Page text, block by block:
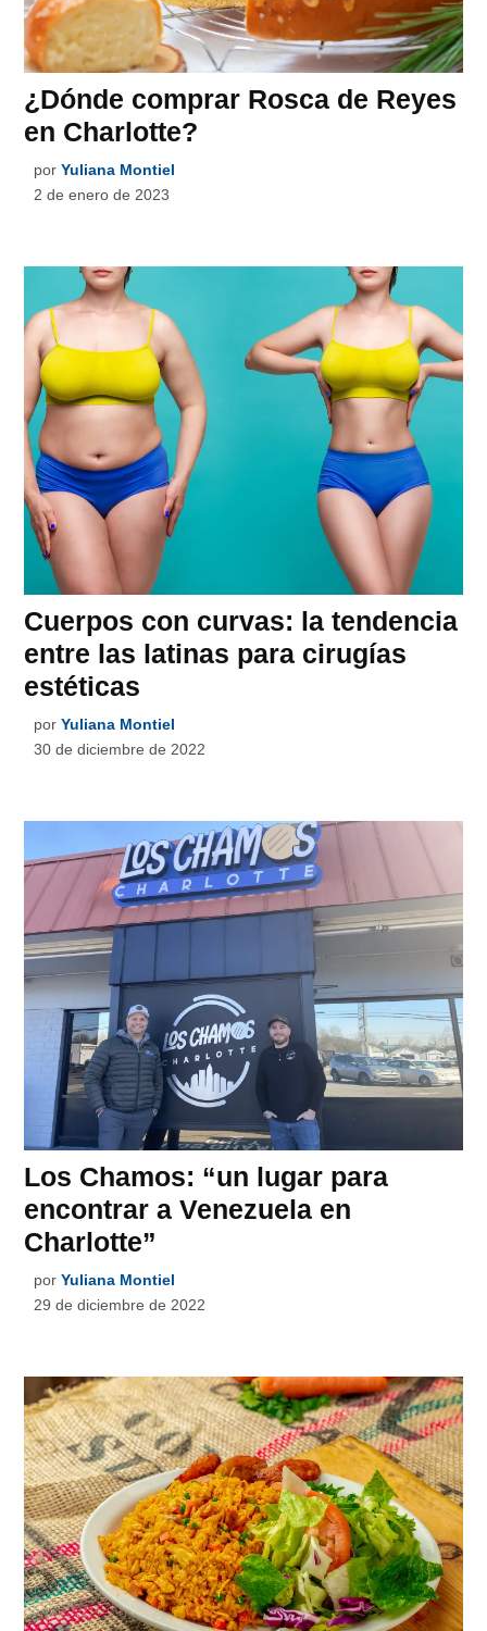
¿Dónde comprar Rosca de Reyes
en Charlotte?
por Yuliana Montiel
2 de enero de 2023
Cuerpos con curvas: la tendencia
entre las latinas para cirugías
estéticas
por Yuliana Montiel
30 de diciembre de 2022
Los Chamos: “un lugar para
encontrar a Venezuela en
Charlotte”
por Yuliana Montiel
29 de diciembre de 2022